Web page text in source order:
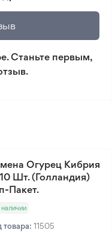
за товар,
Согласно
Станьте первым,
Огурец Кибрия
Шт. (Голландия)
Пакет.
товара: 11505